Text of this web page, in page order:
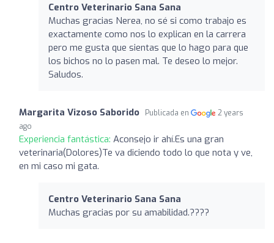
Centro Veterinario Sana Sana
Muchas gracias Nerea, no sé si como trabajo es
exactamente como nos lo explican en la carrera
pero me gusta que sientas que lo hago para que
los bichos no lo pasen mal. Te deseo lo mejor.
Saludos.
Margarita Vizoso Saborido Publicada en
2 years
ago
Experiencia fantástica: Aconsejo ir ahí.Es una gran
veterinaria(Dolores)Te va diciendo todo lo que nota y ve,
en mi caso mi gata.
Centro Veterinario Sana Sana
Muchas gracias por su amabilidad.????